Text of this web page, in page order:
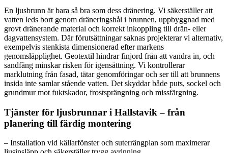
En ljusbrunn är bara så bra som dess dränering. Vi säkerställer att
vatten leds bort genom dräneringshål i brunnen, uppbyggnad med
grovt dränerande material och korrekt inkoppling till drän- eller
dagvattensystem. Där förutsättningar saknas projekterar vi alternativ,
exempelvis stenkista dimensionerad efter markens
genomsläpplighet. Geotextil hindrar finjord från att vandra in, och
sandfång minskar risken för igensättning. Vi kontrollerar
marklutning från fasad, tätar genomföringar och ser till att brunnens
insida inte samlar stående vatten. Det skyddar både puts, sockel och
grundmur mot fuktskador, frostsprängning och missfärgning.
Tjänster för ljusbrunnar i Hallstavik – från
planering till färdig montering
– Installation vid källarfönster och suterrängplan som maximerar